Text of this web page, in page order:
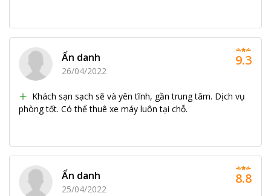
Ẩn danh
26/04/2022
Khách sạn sạch sẽ và yên tĩnh, gần trung tâm. Dịch vụ
phòng tốt. Có thể thuê xe máy luôn tại chỗ.
9.3
Ẩn danh
25/04/2022
8.8